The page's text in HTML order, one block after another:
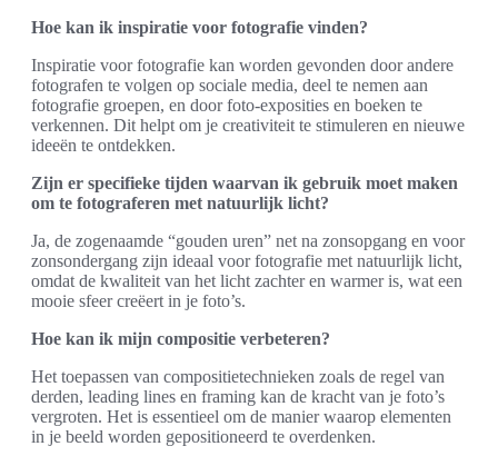
Hoe kan ik inspiratie voor fotografie vinden?
Inspiratie voor fotografie kan worden gevonden door andere
fotografen te volgen op sociale media, deel te nemen aan
fotografie groepen, en door foto-exposities en boeken te
verkennen. Dit helpt om je creativiteit te stimuleren en nieuwe
ideeën te ontdekken.
Zijn er specifieke tijden waarvan ik gebruik moet maken
om te fotograferen met natuurlijk licht?
Ja, de zogenaamde “gouden uren” net na zonsopgang en voor
zonsondergang zijn ideaal voor fotografie met natuurlijk licht,
omdat de kwaliteit van het licht zachter en warmer is, wat een
mooie sfeer creëert in je foto’s.
Hoe kan ik mijn compositie verbeteren?
Het toepassen van compositietechnieken zoals de regel van
derden, leading lines en framing kan de kracht van je foto’s
vergroten. Het is essentieel om de manier waarop elementen
in je beeld worden gepositioneerd te overdenken.